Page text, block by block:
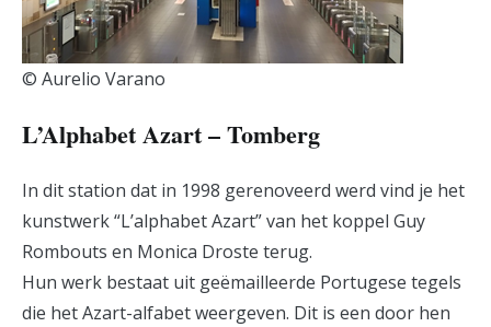
© Aurelio Varano
L’Alphabet Azart – Tomberg
In dit station dat in 1998 gerenoveerd werd vind je het
kunstwerk “L’alphabet Azart” van het koppel Guy
Rombouts en Monica Droste terug.
Hun werk bestaat uit geëmailleerde Portugese tegels
die het Azart-alfabet weergeven. Dit is een door hen